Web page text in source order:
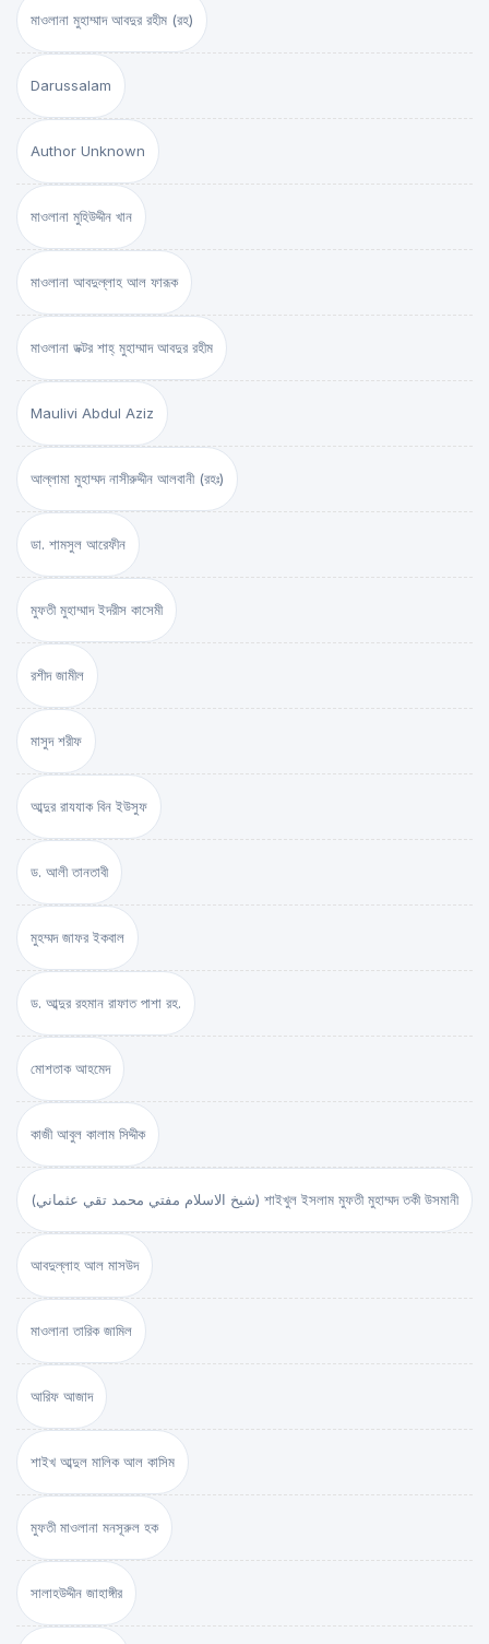
মাওলানা মুহাম্মাদ আবদুর রহীম (রহ)
Darussalam
Author Unknown
মাওলানা মুহিউদ্দীন খান
মাওলানা আবদুল্লাহ আল ফারূক
মাওলানা ডক্টর শাহ্‌ মুহাম্মাদ আবদুর রহীম
Maulivi Abdul Aziz
আল্লামা মুহাম্মদ নাসীরুদ্দীন আলবানী (রহঃ)
ডা. শামসুল আরেফীন
মুফতী মুহাম্মাদ ইদরীস কাসেমী
রশীদ জামীল
মাসুদ শরীফ
আব্দুর রাযযাক বিন ইউসুফ
ড. আলী তানতাবী
মুহম্মদ জাফর ইকবাল
ড. আব্দুর রহমান রাফাত পাশা রহ.
মোশতাক আহমেদ
কাজী আবুল কালাম সিদ্দীক
(شيخ الاسلام مفتي محمد تقي عثماني) শাইখুল ইসলাম মুফতী মুহাম্মদ তকী উসমানী
আবদুল্লাহ আল মাসউদ
মাওলানা তারিক জামিল
আরিফ আজাদ
শাইখ আব্দুল মালিক আল কাসিম
মুফতী মাওলানা মনসূরুল হক
সালাহউদ্দীন জাহাঙ্গীর